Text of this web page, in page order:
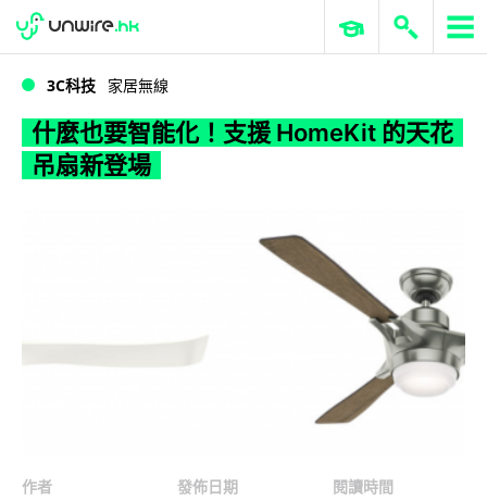
WWDC 2026 ERP 與商業 AI
3C科技 家居無線
什麼也要智能化！支援 HomeKit 的天花
吊扇新登場
作者
發佈日期
閱讀時間